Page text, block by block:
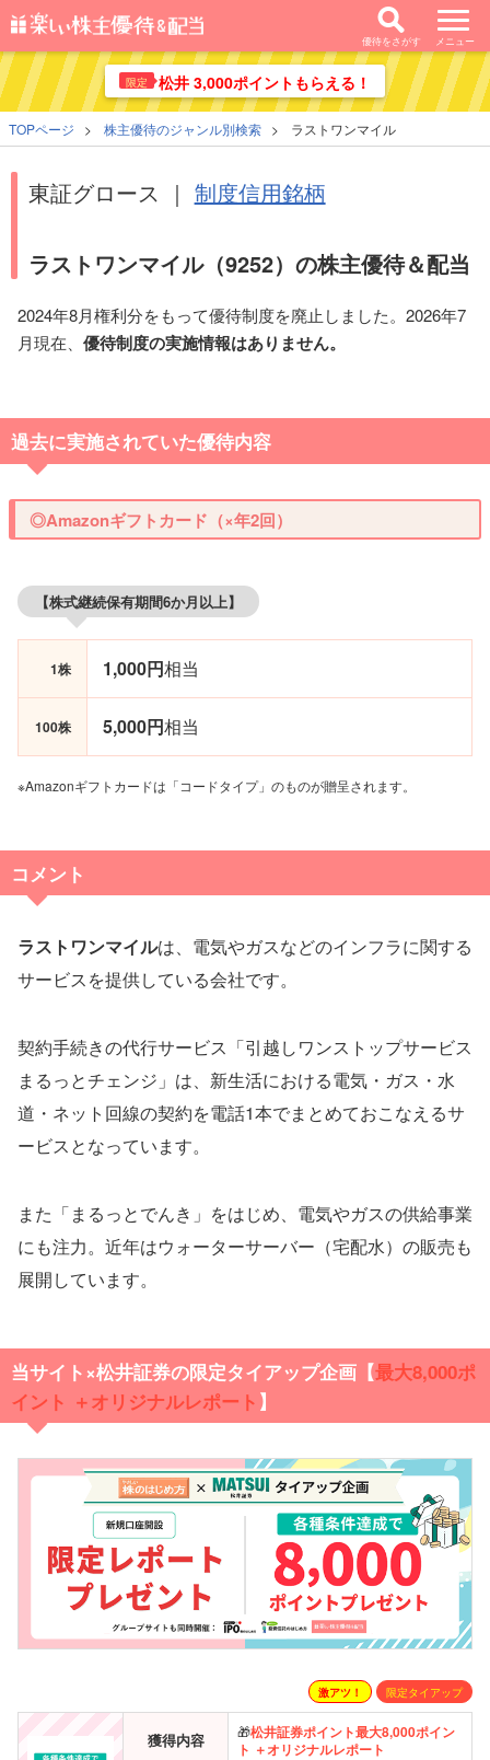
優待をさがす メニュー
限定 松井 3,000ポイントもらえる！
TOPページ 株主優待のジャンル別検索 ラストワンマイル
東証グロース ｜ 制度信用銘柄
ラストワンマイル（9252）の株主優待＆配当
2024年8月権利分をもって優待制度を廃止しました。2026年7
月現在、 優待制度の実施情報はありません。
過去に実施されていた優待内容
◎Amazonギフトカード（×年2回）
【株式継続保有期間6か月以上】
1株 1,000円相当
100株 5,000円相当
※Amazonギフトカードは「コードタイプ」のものが贈呈されます。
コメント
ラストワンマイルは、電気やガスなどのインフラに関する
サービスを提供している会社です。
契約手続きの代行サービス「引越しワンストップサービス
まるっとチェンジ」は、新生活における電気・ガス・水
道・ネット回線の契約を電話1本でまとめておこなえるサ
ービスとなっています。
また「まるっとでんき」をはじめ、電気やガスの供給事業
にも注力。近年はウォーターサーバー（宅配水）の販売も
展開しています。
当サイト×松井証券の限定タイアップ企画【最大8,000ポ
イント ＋オリジナルレポート 】
激アツ！ 限定タイアップ
獲得内容 🎁松井証券ポイント最大8,000ポイン
ト ＋オリジナルレポート